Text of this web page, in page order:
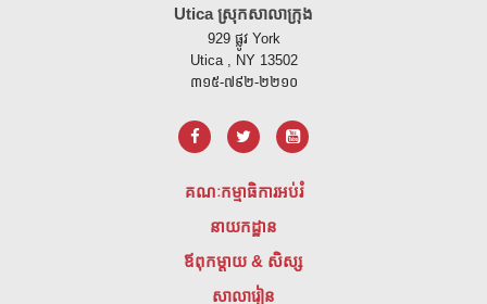
Utica ស្រុកសាលាក្រុង
929 ផ្លូវ York
Utica , NY 13502
៣១៥-៧៩២-២២១០
គណៈកម្មាធិការអប់រំ
នាយកដ្ឋាន
ឪពុកម្តាយ & សិស្ស
សាលារៀន